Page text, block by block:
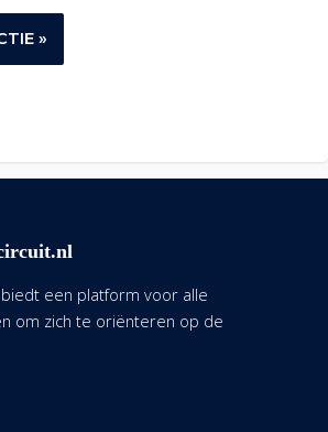
een platform voor alle
om zich te oriënteren op de